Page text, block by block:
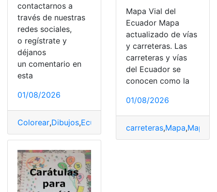
contactarnos a
través de nuestras
redes sociales,
o regístrate y
déjanos
un comentario en
esta
01/08/2026
Colorear,Dibujos,Ecuador Internacional
Mapa Vial del
Ecuador Mapa
actualizado de vías
y carreteras. Las
carreteras y vías
del Ecuador se
conocen como la
01/08/2026
carreteras,Mapa,Mapa